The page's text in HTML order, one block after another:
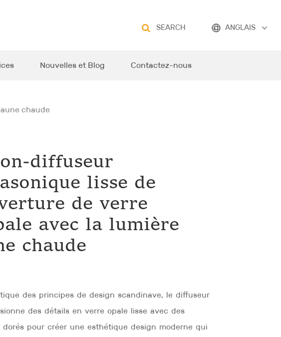
SEARCH ANGLAIS
Nouvelles et Blog Contactez-nous
chaude
diffuseur
lisse de
de verre
avec la lumière
chaude
des principes de design scandinave, le diffuseur
des détails en verre opale lisse avec des
dorés pour créer une esthétique design moderne qui